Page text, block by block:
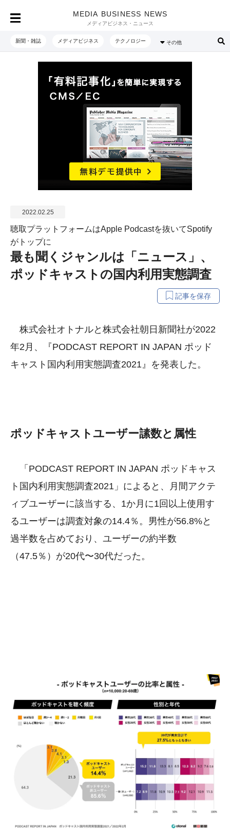
MEDIA BUSINESS NEWS
メディアビジネス・ニュース
新聞・雑誌 メディアビジネス テクノロジー その他
2022.02.25
聴取プラットフォームはApple Podcastを抜いてSpotify
がトップに
最も聞くジャンルは「ニュース」、
ポッドキャストの国内利用実態調査
記事を保存
株式会社オトナルと株式会社朝日新聞社が2022
年2月、『PODCAST REPORT IN JAPAN ポッド
キャスト国内利用実態調査2021』を発表した。
ポッドキャストユーザー䛾数と属性
「PODCAST REPORT IN JAPAN ポッドキャス
ト国内利用実態調査2021」によると、月間アクテ
ィブユーザーに該当する、1か月に1回以上使用す
るユーザーは調査対象の14.4％。男性が56.8%と
過半数を占めており、ユーザーの約半数
（47.5％）が20代〜30代だった。